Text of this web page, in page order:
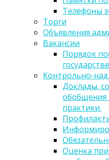
Телефоны
Торги
Объявления
Вакансии
Порядок
Контрольно-
Доклады,
обобщения
практики.
Оценка